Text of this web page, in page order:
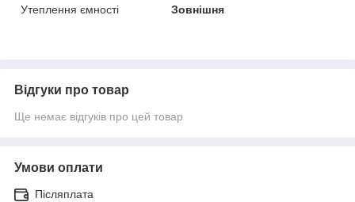
Утеплення ємності
Зовнішня
Відгуки про товар
Ще немає відгуків про цей товар
Умови оплати
Післяплата